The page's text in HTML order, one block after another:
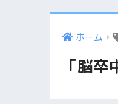
ホーム
「脳